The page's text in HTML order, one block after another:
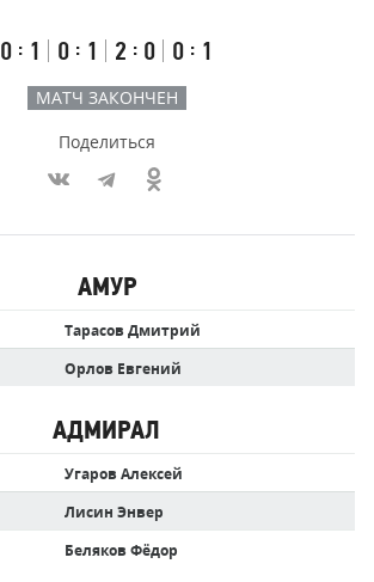
Первый
тайм
0 : 1
Второй
тайм
0 : 1
Третий
тайм
2 : 0 Овертайм
0 : 1
МАТЧ ЗАКОНЧЕН
Поделиться
АМУР
Тарасов Дмитрий
Орлов Евгений
АДМИРАЛ
Угаров Алексей
Лисин Энвер
Беляков Фёдор